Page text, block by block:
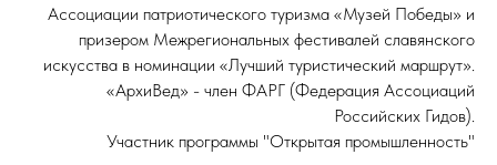
Ассоциации патриотического туризма «Музей Победы» и
призером Межрегиональных фестивалей славянского
искусства в номинации «Лучший туристический маршрут».
«АрхиВед» - член ФАРГ (Федерация Ассоциаций
Российских Гидов).
Участник программы "Открытая промышленность"